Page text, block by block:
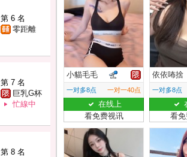
第 6 名
零距離
第 7 名
巨乳G杯
忙線中
第 8 名
小貓毛毛
一对多8点 一对一40点
在线上
看免费视讯
依依咘捨
一对多8点
看